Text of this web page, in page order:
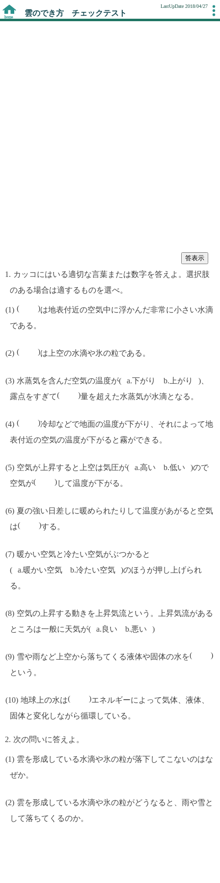
LastUpDate 2018/04/27
雲のでき方 チェックテスト
答表示
カッコにはいる適切な言葉または数字を答えよ。選択肢
のある場合は適するものを選べ。
は地表付近の空気中に浮かんだ非常に小さい水滴
である。
は上空の水滴や氷の粒である。
水蒸気を含んだ空気の温度が a.下がり b.上がり
露点をすぎて
量を超えた水蒸気が水滴となる。
冷却などで地面の温度が下がり、それによって地
表付近の空気の温度が下がると霧ができる。
空気が上昇すると上空は気圧が a.高い b.低い
ので
空気が
して温度が下がる。
夏の強い日差しに暖められたりして温度があがると空気
は
する。
暖かい空気と冷たい空気がぶつかると
a.暖かい空気 b.冷たい空気
のほうが押し上げられ
る。
空気の上昇する動きを上昇気流という。上昇気流がある
ところは一般に天気が
a.良い b.悪い
雪や雨など上空から落ちてくる液体や固体の水を
という。
地球上の水は
エネルギーによって気体、液体、
固体と変化しながら循環している。
次の問いに答えよ。
雲を形成している水滴や氷の粒が落下してこないのはな
ぜか。
雲を形成している水滴や氷の粒がどうなると、雨や雪と
して落ちてくるのか。